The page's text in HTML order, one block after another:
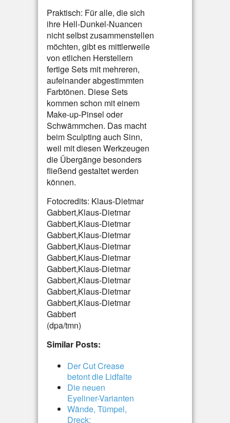
Praktisch: Für alle, die sich
ihre Hell-Dunkel-Nuancen
nicht selbst zusammenstellen
möchten, gibt es mittlerweile
von etlichen Herstellern
fertige Sets mit mehreren,
aufeinander abgestimmten
Farbtönen. Diese Sets
kommen schon mit einem
Make-up-Pinsel oder
Schwämmchen. Das macht
beim Sculpting auch Sinn,
weil mit diesen Werkzeugen
die Übergänge besonders
fließend gestaltet werden
können.
Fotocredits: Klaus-Dietmar
Gabbert,Klaus-Dietmar
Gabbert,Klaus-Dietmar
Gabbert,Klaus-Dietmar
Gabbert,Klaus-Dietmar
Gabbert,Klaus-Dietmar
Gabbert,Klaus-Dietmar
Gabbert,Klaus-Dietmar
Gabbert,Klaus-Dietmar
Gabbert,Klaus-Dietmar
Gabbert
(dpa/tmn)
Similar Posts:
Der Cut Crease
betont die Lidfalte
Die neuen
Eyeliner-Varianten
Wände, Tümpel,
Dreck: